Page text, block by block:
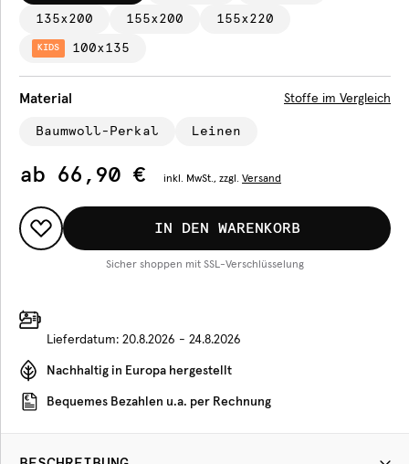
135x200 155x200 155x220
KIDS 100x135
Material Stoffe im Vergleich
Baumwoll-Perkal Leinen
ab 66,90 € inkl. MwSt., zzgl. Versand
IN DEN WARENKORB
Sicher shoppen mit SSL-Verschlüsselung
Lieferdatum: 20.8.2026 - 24.8.2026
Nachhaltig in Europa hergestellt
Bequemes Bezahlen u.a. per Rechnung